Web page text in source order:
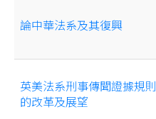
論中華法系及其復興
英美法系刑事傳聞證據規則
的改革及展望